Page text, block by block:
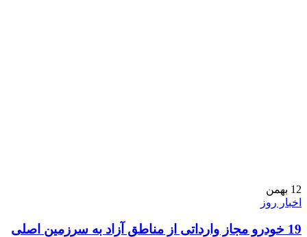
12 بهمن
اخبار روز
19 خودرو مجاز وارداتی از مناطق آزاد به سرزمین اصلی